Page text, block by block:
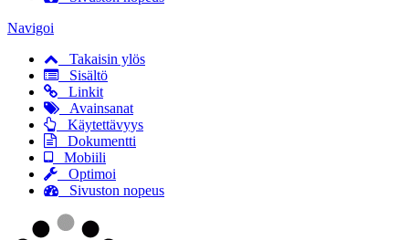
Navigoi
Takaisin ylös
Sisältö
Linkit
Avainsanat
Käytettävyys
Dokumentti
Mobiili
Optimoi
Sivuston nopeus